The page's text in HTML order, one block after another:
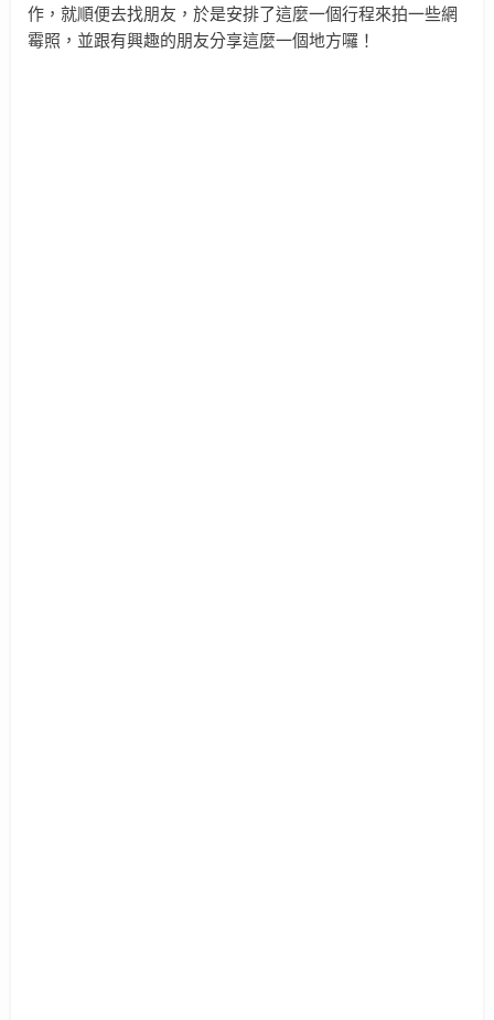
作，就順便去找朋友，於是安排了這麼一個行程來拍一些網
霉照，並跟有興趣的朋友分享這麼一個地方囉！